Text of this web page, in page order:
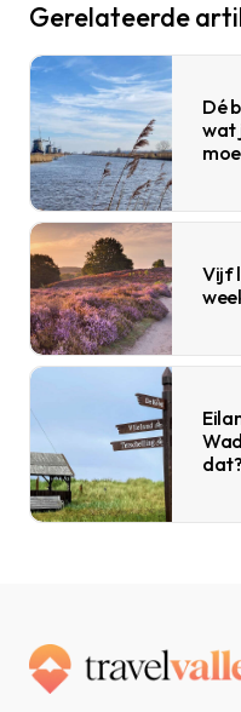
Gerelateerde
Dé
wat
Vijf
dat?